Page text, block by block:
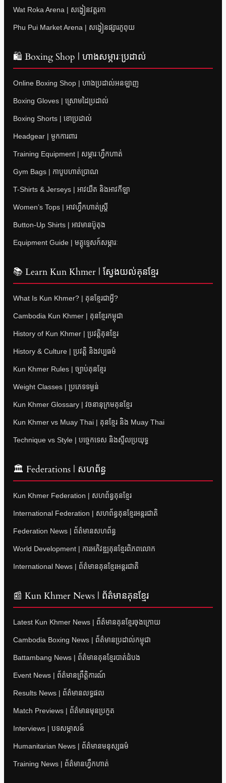
Wat Roka Arena | សង្វៀនវត្តរកា
Phu Pui Market Arena | សង្វៀនផ្សារភូពុយ
🛍 Boxing Shop | ហាងសម្ភារៈប្រដាល់
Online Boxing Shop | ហាងប្រដាល់អនឡាញ
Boxing Gloves | ស្រោមដៃប្រដាល់
Boxing Shorts | ខោប្រដាល់
Headgear | មួកការពារ
Training Equipment | សម្ភារៈហ្វឹកហាត់
Gym Bags | កាបូបហាត់ប្រាណ
T-Shirts & Jerseys | អាវយឺត និងអាវកីឡា
Women’s Tops | អាវហ្វឹកហាត់ស្ត្រី
Button-Up Shirts | អាវមានប៊ូតុង
Equipment Guide | មគ្គុទ្ទេសក៍សម្ភារៈ
📚 Learn Kun Khmer | ស្វែងយល់គុនខ្មែរ
What Is Kun Khmer? | គុនខ្មែរជាអ្វី?
Cambodia Kun Khmer | គុនខ្មែរកម្ពុជា
History of Kun Khmer | ប្រវត្តិគុនខ្មែរ
History & Culture | ប្រវត្តិ និងវប្បធម៌
Kun Khmer Rules | ច្បាប់គុនខ្មែរ
Weight Classes | ប្រភេទទម្ងន់
Kun Khmer Glossary | វចនានុក្រមគុនខ្មែរ
Kun Khmer vs Muay Thai | គុនខ្មែរ និង Muay Thai
Technique vs Style | បច្ចេកទេស និងស្ទីលប្រយុទ្ធ
🏛 Federations | សហព័ន្ធ
Kun Khmer Federation | សហព័ន្ធគុនខ្មែរ
International Federation | សហព័ន្ធគុនខ្មែរអន្តរជាតិ
Federation News | ព័ត៌មានសហព័ន្ធ
World Development | ការអភិវឌ្ឍគុនខ្មែរពិភពលោក
International News | ព័ត៌មានគុនខ្មែរអន្តរជាតិ
📰 Kun Khmer News | ព័ត៌មានគុនខ្មែរ
Latest Kun Khmer News | ព័ត៌មានគុនខ្មែរចុងក្រោយ
Cambodia Boxing News | ព័ត៌មានប្រដាល់កម្ពុជា
Battambang News | ព័ត៌មានគុនខ្មែរបាត់ដំបង
Event News | ព័ត៌មានព្រឹត្តិការណ៍
Results News | ព័ត៌មានលទ្ធផល
Match Previews | ព័ត៌មានមុនប្រកួត
Interviews | បទសម្ភាសន៍
Humanitarian News | ព័ត៌មានមនុស្សធម៌
Training News | ព័ត៌មានហ្វឹកហាត់